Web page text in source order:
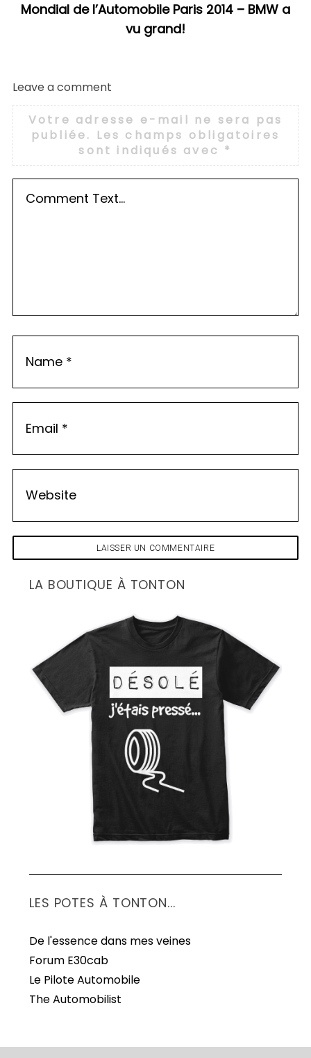
Mondial de l’Automobile Paris 2014 – BMW a
vu grand!
Leave a comment
Votre adresse e-mail ne sera pas
publiée. Les champs obligatoires
sont indiqués avec *
LA BOUTIQUE À TONTON
LES POTES À TONTON...
De l'essence dans mes veines
Forum E30cab
Le Pilote Automobile
The Automobilist